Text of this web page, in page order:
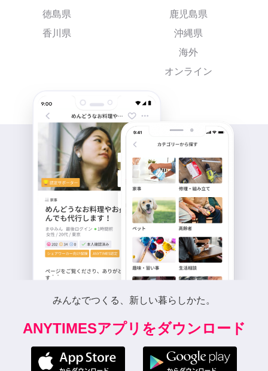
徳島県
香川県
鹿児島県
沖縄県
海外
オンライン
みんなでつくる、新しい暮らしかた。
ANYTIMESアプリをダウンロード